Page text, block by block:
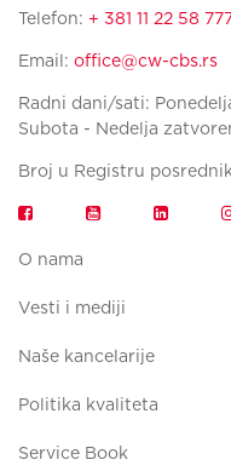
Telefon: + 381 11 22 58
Email: office@cw-cbs.rs
Radni dani/sati:
Subota - Nedelja
Broj u Registru
O nama
Vesti i mediji
Naše kancelarije
Politika kvaliteta
Service Book